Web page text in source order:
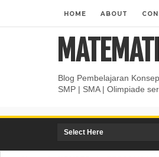
HOME ABOUT
Blog Pembelajaran
SMP | SMA | Olimpiade